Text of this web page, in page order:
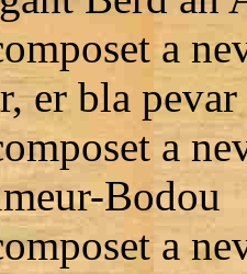
a
er bla
a
Bodou
a